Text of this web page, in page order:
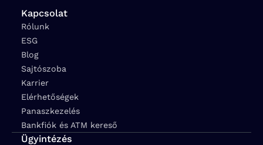
Kapcsolat
Rólunk
ESG
Blog
Sajtószoba
Karrier
Elérhetőségek
Panaszkezelés
Bankfiók és ATM kereső
Ügyintézés